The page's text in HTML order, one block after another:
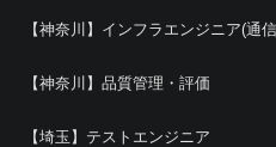
【神奈川】インフラエンジニア(通
【神奈川】品質管理・評価
【埼玉】テストエンジニア